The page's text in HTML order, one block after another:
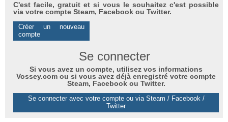
C'est facile, gratuit et si vous le souhaitez c'est possible
via votre compte Steam, Facebook ou Twitter.
Créer un nouveau
compte
Se connecter
Si vous avez un compte, utilisez vos informations
Vossey.com ou si vous avez déjà enregistré votre compte
Steam, Facebook ou Twitter.
Se connecter avec votre compte ou via Steam / Facebook /
Twitter